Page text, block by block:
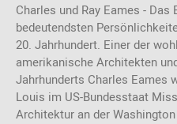
Charles und Ray Eames -
bedeutendsten
20. Jahrhundert. Einer der
amerikanische Architekten
Jahrhunderts Charles Eames
Louis im US-Bundesstaat
Architektur an der